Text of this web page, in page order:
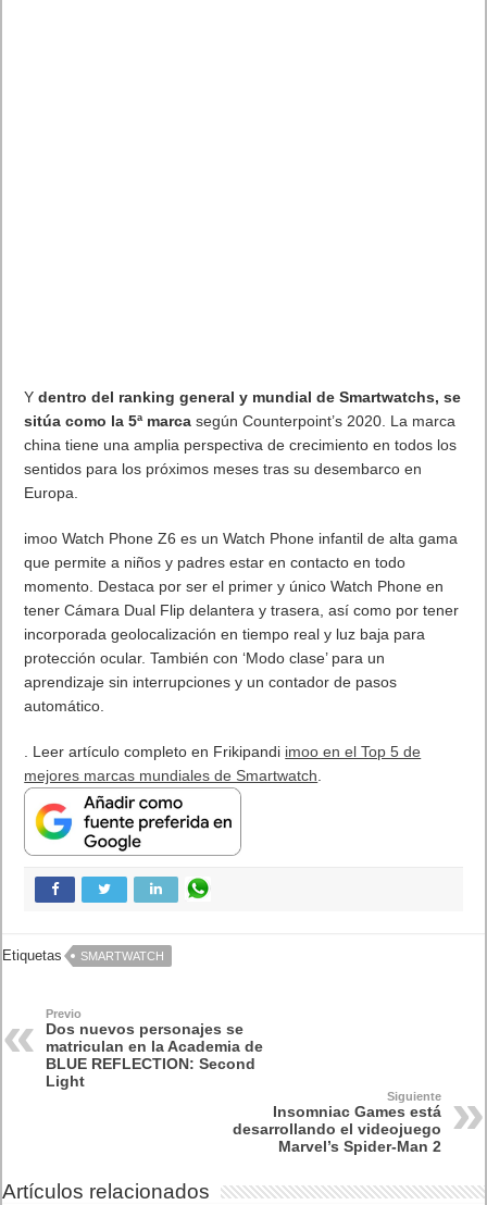
Ydentro del ranking general y mundial de Smartwatchs, se
sitúa como la 5ª marca según Counterpoint’s 2020. La marca
china tiene una amplia perspectiva de crecimiento en todos los
sentidos para los próximos meses tras su desembarco en
Europa.
imoo Watch Phone Z6 es un Watch Phone infantil de alta gama
que permite a niños y padres estar en contacto en todo
momento. Destaca por ser el primer y único Watch Phone en
tener Cámara Dual Flip delantera y trasera, así como por tener
incorporada geolocalización en tiempo real y luz baja para
protección ocular. También con ‘Modo clase’ para un
aprendizaje sin interrupciones y un contador de pasos
automático.
. Leer artículo completo en Frikipandi imoo en el Top 5 de
mejores marcas mundiales de Smartwatch.
Etiquetas SMARTWATCH
Previo
Dos nuevos personajes se
matriculan en la Academia de
BLUE REFLECTION: Second
Light
Siguiente
Insomniac Games está
desarrollando el videojuego
Marvel’s Spider-Man 2
Artículos relacionados